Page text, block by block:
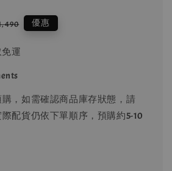
優惠
運
，如需確認商品庫存狀態，請
配貨仍依下單順序，預購約5-10